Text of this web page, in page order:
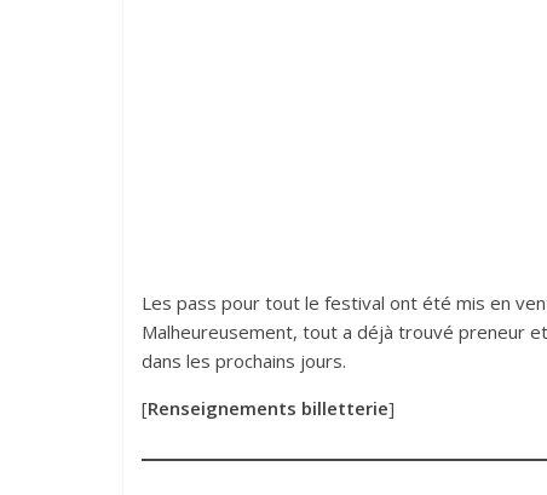
Les pass pour tout le festival ont été mis en
Malheureusement, tout a déjà trouvé preneur
dans les prochains jours.
[Renseignements billetterie]